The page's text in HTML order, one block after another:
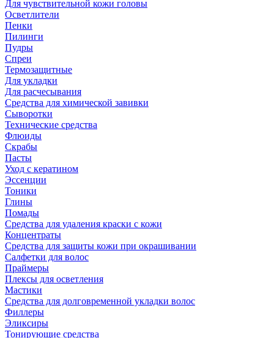
Для чувствительной кожи головы
Осветлители
Пенки
Пилинги
Пудры
Спреи
Термозащитные
Для укладки
Для расчесывания
Средства для химической завивки
Сыворотки
Технические средства
Флюиды
Скрабы
Пасты
Уход с кератином
Эссенции
Тоники
Глины
Помады
Средства для удаления краски с кожи
Концентраты
Средства для защиты кожи при окрашивании
Салфетки для волос
Праймеры
Плексы для осветления
Мастики
Средства для долговременной укладки волос
Филлеры
Эликсиры
Тонирующие средства